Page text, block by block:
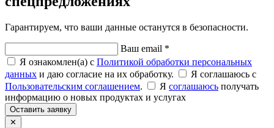
Гарантируем, что ваши данные останутся в безопасности.
Ваш email *
Я ознакомлен(а) с Политикой обработки персональных
данных и даю согласие на их обработку.
Я соглашаюсь c
Пользовательским соглашением. Я соглашаюсь получать
информацию о новых продуктах и услугах
Оставить заявку
✕